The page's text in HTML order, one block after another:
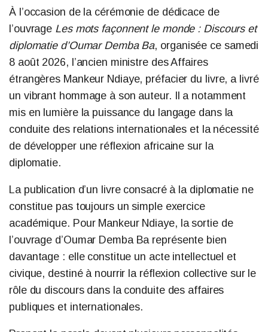
À l’occasion de la cérémonie de dédicace de
l’ouvrage Les mots façonnent le monde : Discours et
diplomatie d’Oumar Demba Ba, organisée ce samedi
8 août 2026, l’ancien ministre des Affaires
étrangères Mankeur Ndiaye, préfacier du livre, a livré
un vibrant hommage à son auteur. Il a notamment
mis en lumière la puissance du langage dans la
conduite des relations internationales et la nécessité
de développer une réflexion africaine sur la
diplomatie.
La publication d’un livre consacré à la diplomatie ne
constitue pas toujours un simple exercice
académique. Pour Mankeur Ndiaye, la sortie de
l’ouvrage d’Oumar Demba Ba représente bien
davantage : elle constitue un acte intellectuel et
civique, destiné à nourrir la réflexion collective sur le
rôle du discours dans la conduite des affaires
publiques et internationales.